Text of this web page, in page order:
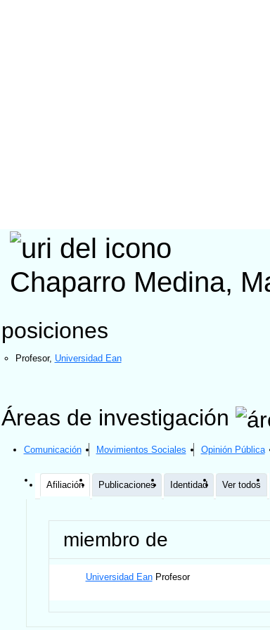
Chaparro Medina,
posiciones
Profesor, Universidad Ean
Áreas de investigación
Comunicación Movimientos Sociales Opinión Pública
Afiliación Publicaciones Identidad Ver todos
miembro de
Universidad EanProfesor